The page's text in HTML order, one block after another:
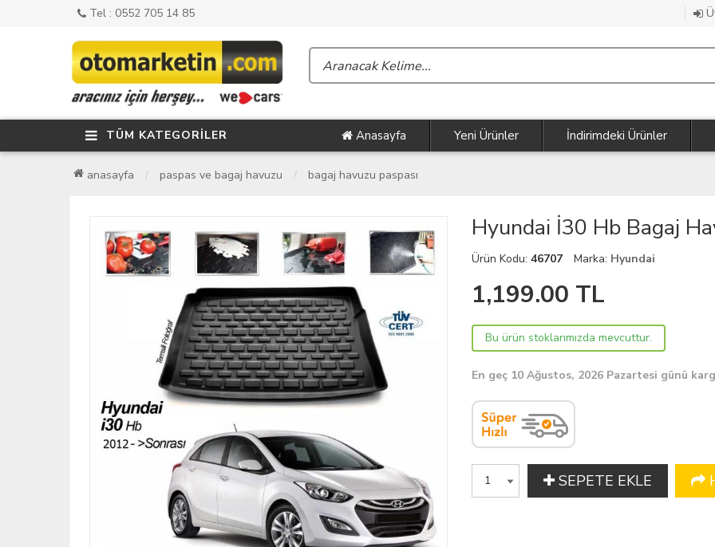
Tel : 0552 705 14 85
TÜM KATEGORİLER Anasayfa Yeni Ürünler İndirimdeki Ürünler
anasayfa paspas ve bagaj havuzu bagaj havuzu paspası
Hyundai İ30 Hb Bagaj
Ürün Kodu:46707 Marka: Hyundai
1,199.00 TL
Bu ürün stoklarımızda mevcuttur.
En geç 10 Ağustos, 2026 Pazartesi günü
SEPETE EKLE